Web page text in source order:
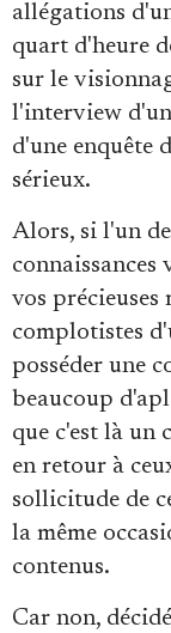
allégations
quart d'heure
sur le
l'interview
d'une enquête
sérieux.
Alors, si l'un
connaissances
vos
complotistes
posséder une
beaucoup
que c'est là un
en retour à
sollicitude de
la même
contenus.
Car non,